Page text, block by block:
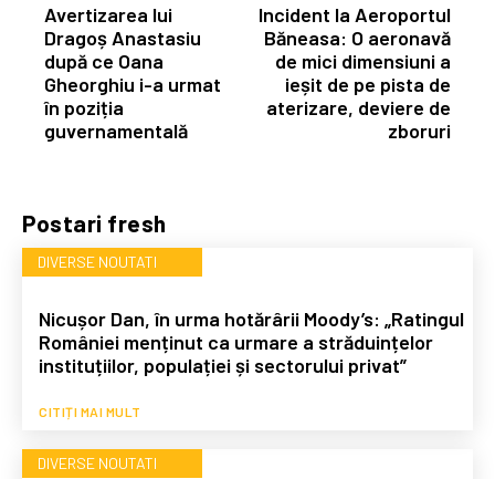
Postari fresh
DIVERSE NOUTATI
Nicușor Dan, în urma hotărârii Moody’s: „Ratingul
României menținut ca urmare a străduințelor
instituțiilor, populației și sectorului privat”
CITIȚI MAI MULT
DIVERSE NOUTATI
Avertizarea lui
Dragoș Anastasiu
după ce Oana
Gheorghiu i-a urmat
în poziția
guvernamentală
Incident la Aeroportul
Băneasa: O aeronavă
de mici dimensiuni a
ieșit de pe pista de
aterizare, deviere de
zboruri